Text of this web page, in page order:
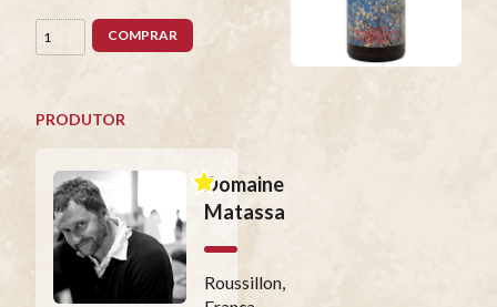
COMPRAR
PRODUTOR
Domaine
Matassa
Roussillon,